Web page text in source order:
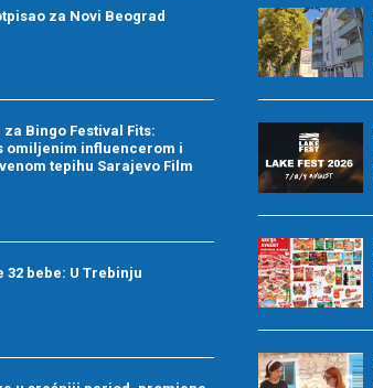
za Novi Beograd
Bingo Festival Fits:
omiljenim influencerom i
tepihu Sarajevo Film
32 bebe: U Trebinju